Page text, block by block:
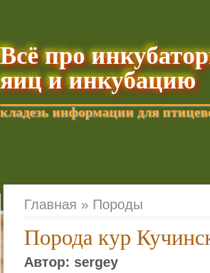
Всё про
яиц и инкубацию
кладезь информации для
Добавить
Главная » Породы
Порода кур
Автор: sergey